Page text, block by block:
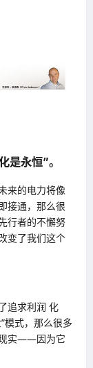
是永恒”。
来的电力将像
接通，那么很
行者的不懈努
变了我们这个
追求利润 化
模式，那么很多
现实——因为它